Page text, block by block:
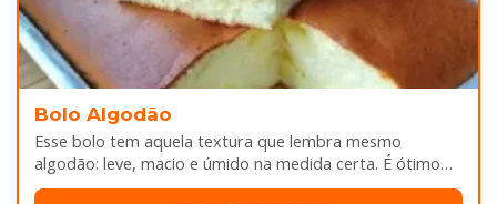
Bolo Algodão
Esse bolo tem aquela textura que lembra mesmo
algodão: leve, macio e úmido na medida certa. É ótimo
pra servir…